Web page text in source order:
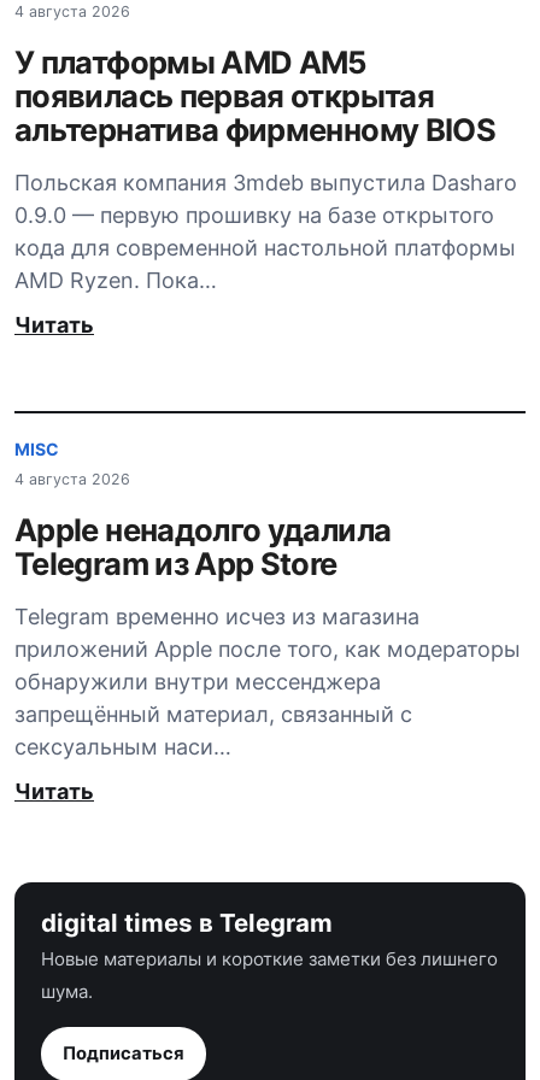
4 августа 2026
У платформы AMD AM5
появилась первая открытая
альтернатива фирменному BIOS
Польская компания 3mdeb выпустила Dasharo
0.9.0 — первую прошивку на базе открытого
кода для современной настольной платформы
AMD Ryzen. Пока…
Читать
MISC
4 августа 2026
Apple ненадолго удалила
Telegram из App Store
Telegram временно исчез из магазина
приложений Apple после того, как модераторы
обнаружили внутри мессенджера
запрещённый материал, связанный с
сексуальным наси…
Читать
digital times в Telegram
Новые материалы и короткие заметки без лишнего
шума.
Подписаться